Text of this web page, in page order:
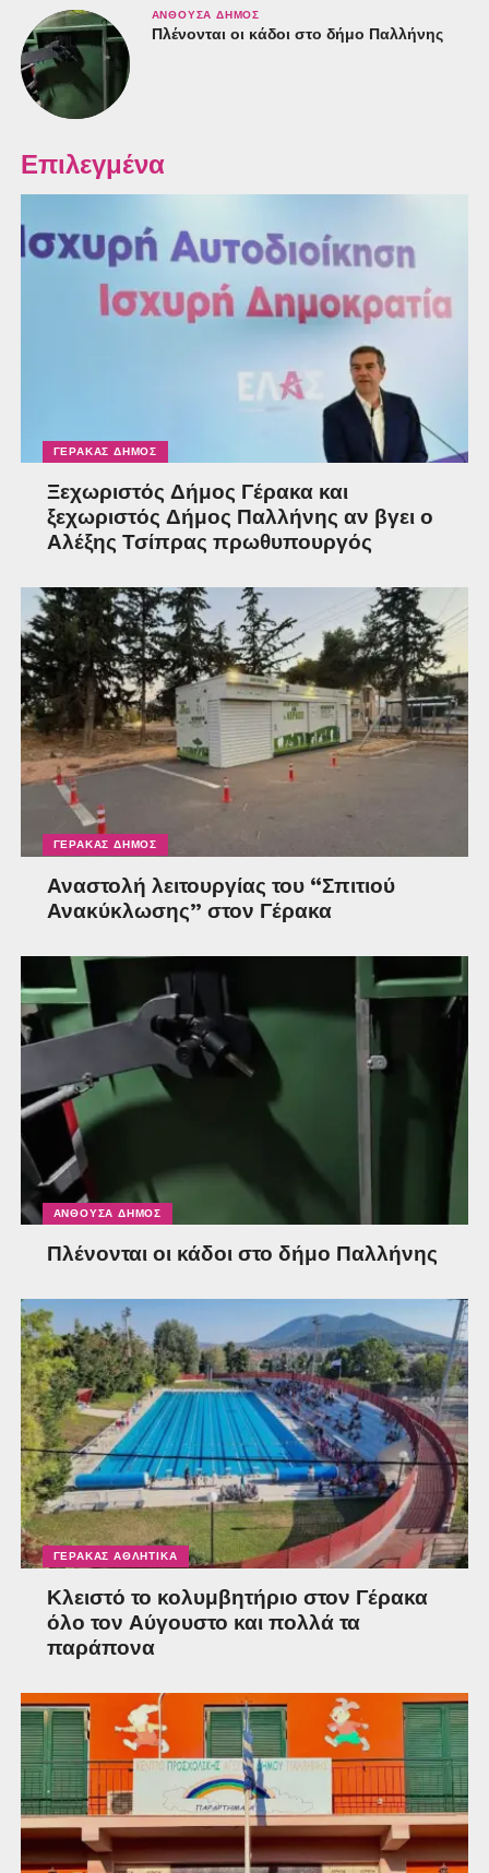
ΑΝΘΟΎΣΑ ΔΉΜΟΣ
Πλένονται οι κάδοι στο δήμο Παλλήνης
Επιλεγμένα
ΓΈΡΑΚΑΣ ΔΉΜΟΣ
Ξεχωριστός Δήμος Γέρακα και
ξεχωριστός Δήμος Παλλήνης αν βγει ο
Αλέξης Τσίπρας πρωθυπουργός
ΓΈΡΑΚΑΣ ΔΉΜΟΣ
Αναστολή λειτουργίας του “Σπιτιού
Ανακύκλωσης” στον Γέρακα
ΑΝΘΟΎΣΑ ΔΉΜΟΣ
Πλένονται οι κάδοι στο δήμο Παλλήνης
ΓΈΡΑΚΑΣ ΑΘΛΗΤΙΚΆ
Κλειστό το κολυμβητήριο στον Γέρακα
όλο τον Αύγουστο και πολλά τα
παράπονα